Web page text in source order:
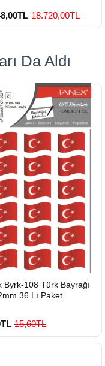
18.720,00TL
Da Aldı
Byrk-108 Türk Bayrağı
36 Lı Paket
15,60TL